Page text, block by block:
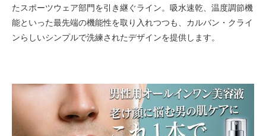
たスポーツウェア部門を引き継ぐライン。吸水速乾、温度調節機
能といった最先端の機能性を取り入れつつも、カルバン・クライ
ンらしいシンプルで洗練されたデザインを提供します。